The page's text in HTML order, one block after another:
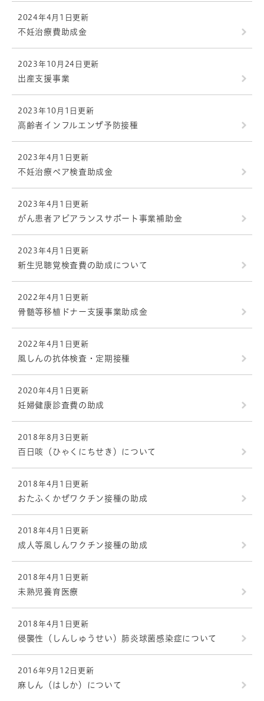
2024年4月1日更新
不妊治療費助成金
2023年10月24日更新
出産支援事業
2023年10月1日更新
高齢者インフルエンザ予防接種
2023年4月1日更新
不妊治療ペア検査助成金
2023年4月1日更新
がん患者アピアランスサポート事業補助金
2023年4月1日更新
新生児聴覚検査費の助成について
2022年4月1日更新
骨髄等移植ドナー支援事業助成金
2022年4月1日更新
風しんの抗体検査・定期接種
2020年4月1日更新
妊婦健康診査費の助成
2018年8月3日更新
百日咳（ひゃくにちせき）について
2018年4月1日更新
おたふくかぜワクチン接種の助成
2018年4月1日更新
成人等風しんワクチン接種の助成
2018年4月1日更新
未熟児養育医療
2018年4月1日更新
侵襲性（しんしゅうせい）肺炎球菌感染症について
2016年9月12日更新
麻しん（はしか）について